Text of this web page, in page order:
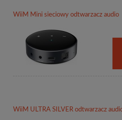
WiiM Mini sieciowy odtwarzacz audio
WiiM ULTRA SILVER odtwarzacz